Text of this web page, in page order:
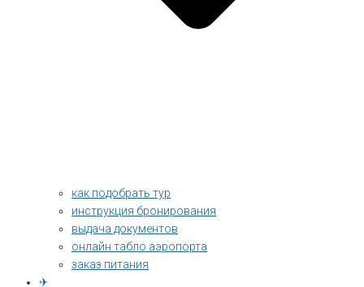
как подобрать тур
инструкция бронирования
выдача документов
онлайн табло аэропорта
заказ питания
✈